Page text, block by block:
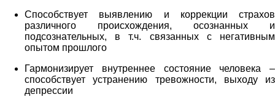
Способствует выявлению и коррекции страхов
различного происхождения, осознанных и
подсознательных, в т.ч. связанных с негативным
опытом прошлого
Гармонизирует внутреннее состояние человека –
способствует устранению тревожности, выходу из
депрессии